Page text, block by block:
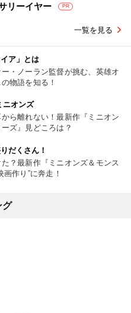
リーイヤー PR
一覧を見る
イア」とは
・ノーラン監督が挑む、英雄オ
物語を知る！
ニオンズ
ら離れない！最新作『ミニオン
ズ』見どころは？
だくさん！
？最新作『ミニオンズ＆モンス
画作り”に奔走！
グ